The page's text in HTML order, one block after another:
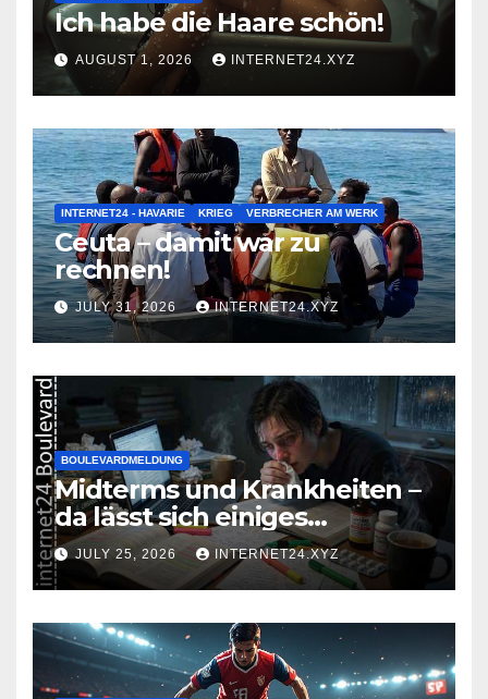
Ich habe die Haare schön!
AUGUST 1, 2026 INTERNET24.XYZ
INTERNET24 - HAVARIE KRIEG VERBRECHER AM WERK
Ceuta – damit war zu
rechnen!
JULY 31, 2026 INTERNET24.XYZ
BOULEVARDMELDUNG
Midterms und Krankheiten –
da lässt sich einiges
zusammenbrauen!
JULY 25, 2026 INTERNET24.XYZ